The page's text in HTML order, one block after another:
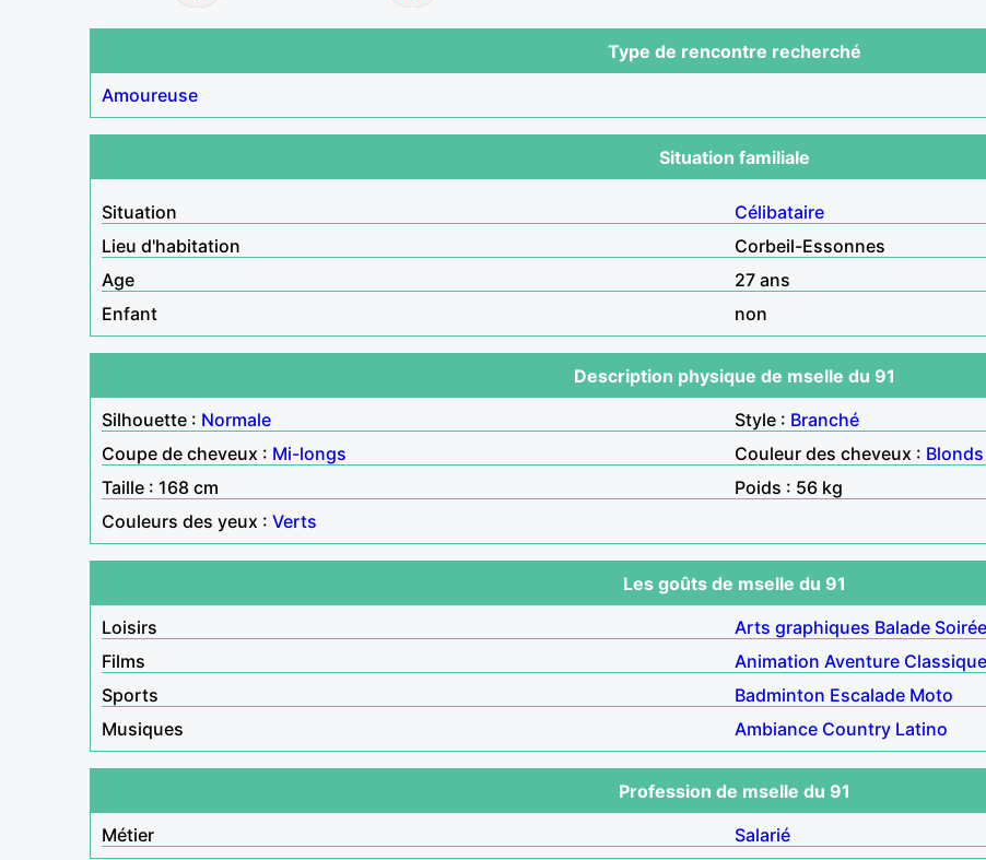
Type de rencontre recherché
Amoureuse
Situation familiale
Situation
Célibataire
Lieu d'habitation
Corbeil-Essonnes
Age
27 ans
Enfant
non
Description physique de mselle du 91
Silhouette : Normale Style : Branché
Coupe de cheveux : Mi-longs Couleur des cheveux : Blonds
Taille : 168 cm
Poids : 56 kg
Couleurs des yeux : Verts
Les goûts de mselle du 91
Loisirs
Arts graphiques Balade
Films
Animation Aventure Classique
Sports
Badminton Escalade Moto
Musiques
Ambiance Country Latino
Profession de mselle du 91
Métier
Salarié